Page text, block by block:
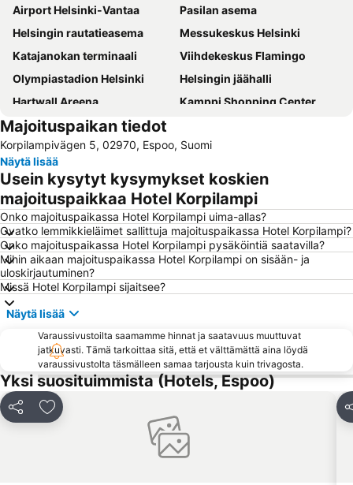
Airport Helsinki-Vantaa
Pasilan asema
Helsingin rautatieasema
Messukeskus Helsinki
Katajanokan terminaali
Viihdekeskus Flamingo
Olympiastadion Helsinki
Helsingin jäähalli
Hartwall Areena
Kamppi Shopping Center
Linnanmäki
Vesipuisto Serena
Tikkurilan matkakeskus
Korkeasaari
Jumbo
Tuska Open Air Metal Festival
Länsisatama
Jätkäsaari
Kalasatama
Kaapelitehdas
Itis
Otaniemi
Kauppatori
Nuuksio National Park
Herttoniemi
Sörnäinen
Kampin linja-autoasema
Tiedekeskus Heureka
Kallio Church
Finlandia Hall
Munkkiniemi
Lönnrotinkatu
Espoon rautatieasema
Sello Shopping Mall
Töölönlahti Bay
Majoituspaikan tiedot
Korpilampivägen 5, 02970, Espoo, Suomi
Näytä lisää
Usein kysytyt kysymykset koskien
majoituspaikkaa Hotel Korpilampi
Onko majoituspaikassa Hotel Korpilampi uima-allas?
Ovatko lemmikkieläimet sallittuja majoituspaikassa Hotel Korpilampi?
Onko majoituspaikassa Hotel Korpilampi pysäköintiä saatavilla?
Mihin aikaan majoituspaikassa Hotel Korpilampi on sisään- ja
uloskirjautuminen?
Missä Hotel Korpilampi sijaitsee?
Näytä lisää
Varaussivustoilta saamamme hinnat ja saatavuus muuttuvat
jatkuvasti. Tämä tarkoittaa sitä, että et välttämättä aina löydä
varaussivustolta täsmälleen samaa tarjousta kuin trivagosta.
Yksi suosituimmista (Hotels, Espoo)
Jaa Lisää suosikkeihin